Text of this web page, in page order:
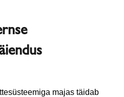
majas täidab